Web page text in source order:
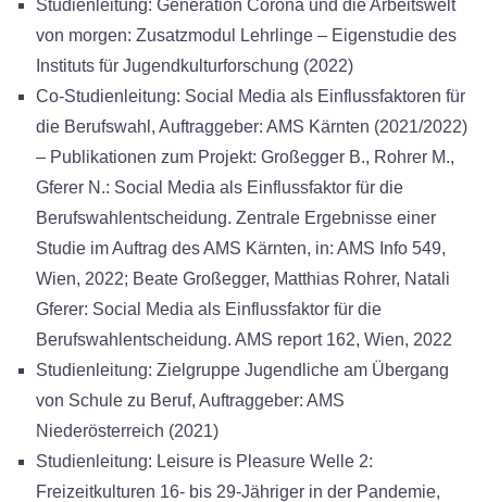
Studienleitung: Generation Corona und die Arbeitswelt
von morgen: Zusatzmodul Lehrlinge – Eigenstudie des
Instituts für Jugendkulturforschung (2022)
Co-Studienleitung: Social Media als Einflussfaktoren für
die Berufswahl, Auftraggeber: AMS Kärnten (2021/2022)
– Publikationen zum Projekt: Großegger B., Rohrer M.,
Gferer N.: Social Media als Einflussfaktor für die
Berufswahlentscheidung. Zentrale Ergebnisse einer
Studie im Auftrag des AMS Kärnten, in: AMS Info 549,
Wien, 2022; Beate Großegger, Matthias Rohrer, Natali
Gferer: Social Media als Einflussfaktor für die
Berufswahlentscheidung. AMS report 162, Wien, 2022
Studienleitung: Zielgruppe Jugendliche am Übergang
von Schule zu Beruf, Auftraggeber: AMS
Niederösterreich (2021)
Studienleitung: Leisure is Pleasure Welle 2:
Freizeitkulturen 16- bis 29-Jähriger in der Pandemie,